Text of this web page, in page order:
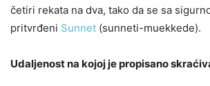
četiri rekata na dva, tako da se sa
pritvrđeni Sunnet (sunneti-muekkede).
Udaljenost na kojoj je propisano